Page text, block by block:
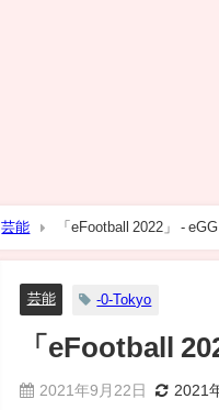
芸能 「eFootball 2022」 -
芸能 -0-Tokyo
「eFootball
2021年9月22日 2021